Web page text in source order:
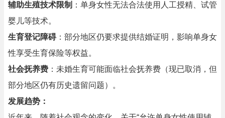
辅助生殖技术限制 ：单身女性无法合法使用人工授精、试管
婴儿等技术。
生育登记障碍：部分地区仍要求提供结婚证明，影响单身女
性享受生育保险等权益。
社会抚养费 ：未婚生育可能面临社会抚养费（现已取消，但
部分地区仍有历史遗留问题）。
发展趋势：